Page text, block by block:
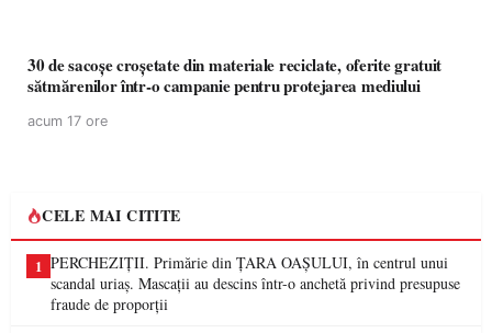
30 de sacoșe croșetate din materiale reciclate, oferite gratuit
sătmărenilor într-o campanie pentru protejarea mediului
acum 17 ore
CELE MAI CITITE
1 PERCHEZIȚII. Primărie din ȚARA OAȘULUI, în centrul unui
scandal uriaș. Mascații au descins într-o anchetă privind presupuse
fraude de proporții